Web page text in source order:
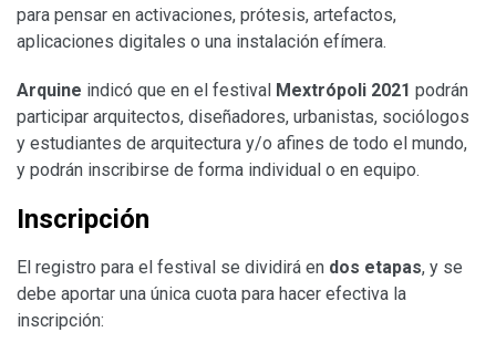
para pensar en activaciones, prótesis, artefactos,
aplicaciones digitales o una instalación efímera.
Arquine indicó que en el festival Mextrópoli 2021 podrán
participar arquitectos, diseñadores, urbanistas, sociólogos
y estudiantes de arquitectura y/o afines de todo el mundo,
y podrán inscribirse de forma individual o en equipo.
Inscripción
El registro para el festival se dividirá en dos etapas, y se
debe aportar una única cuota para hacer efectiva la
inscripción: